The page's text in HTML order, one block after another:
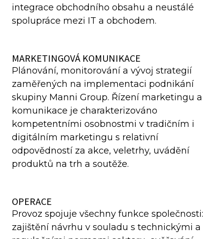
integrace obchodního obsahu a neustálé
spolupráce mezi IT a obchodem.
MARKETINGOVÁ KOMUNIKACE
Plánování, monitorování a vývoj strategií
zaměřených na implementaci podnikání
skupiny Manni Group. Řízení marketingu a
komunikace je charakterizováno
kompetentními osobnostmi v tradičním i
digitálním marketingu s relativní
odpovědností za akce, veletrhy, uvádění
produktů na trh a soutěže.
OPERACE
Provoz spojuje všechny funkce společnosti:
zajištění návrhu v souladu s technickými a